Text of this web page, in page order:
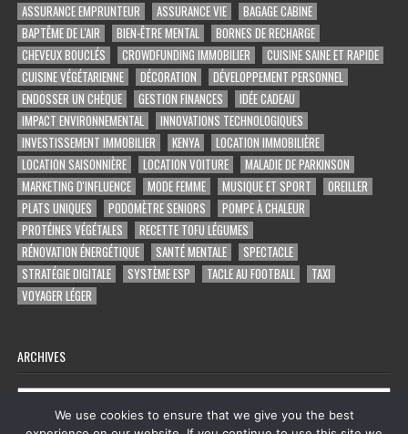
ASSURANCE EMPRUNTEUR
ASSURANCE VIE
BAGAGE CABINE
BAPTÊME DE L'AIR
BIEN-ÊTRE MENTAL
BORNES DE RECHARGE
CHEVEUX BOUCLÉS
CROWDFUNDING IMMOBILIER
CUISINE SAINE ET RAPIDE
CUISINE VÉGÉTARIENNE
DÉCORATION
DÉVELOPPEMENT PERSONNEL
ENDOSSER UN CHÈQUE
GESTION FINANCES
IDÉE CADEAU
IMPACT ENVIRONNEMENTAL
INNOVATIONS TECHNOLOGIQUES
INVESTISSEMENT IMMOBILIER
KENYA
LOCATION IMMOBILIÈRE
LOCATION SAISONNIÈRE
LOCATION VOITURE
MALADIE DE PARKINSON
MARKETING D'INFLUENCE
MODE FEMME MUSIQUE ET SPORT
OREILLER
PLATS UNIQUES
PODOMÈTRE SENIORS
POMPE À CHALEUR
PROTÉINES VÉGÉTALES
RECETTE TOFU LÉGUMES
RÉNOVATION ÉNERGÉTIQUE
SANTÉ MENTALE
SPECTACLE
STRATÉGIE DIGITALE
SYSTÈME ESP TACLE AU FOOTBALL
TAXI
VOYAGER LÉGER
ARCHIVES
Archives
We use cookies to ensure that we give you the best